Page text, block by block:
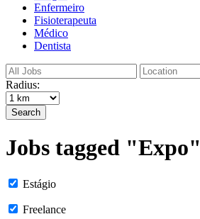
Enfermeiro
Fisioterapeuta
Médico
Dentista
Radius:
Search
Jobs tagged "Expo"
Estágio
Freelance